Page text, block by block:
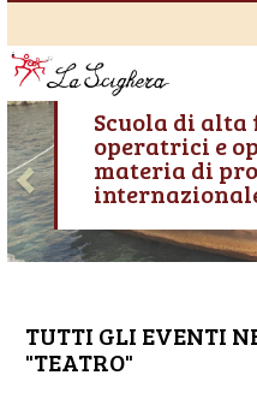
di alta
e operatori
di protezione
4°
Previous
TUTTI GLI EVENTI
"TEATRO"